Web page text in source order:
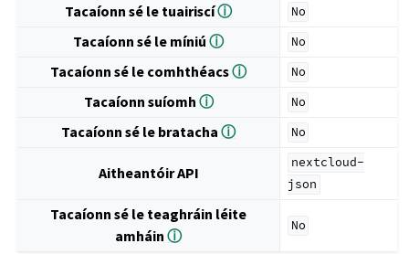
Tacaíonn sé le tuairiscíⓘ No
Tacaíonn sé le míniúⓘ No
Tacaíonn sé le comhthéacsⓘ No
Tacaíonn suíomhⓘ No
Tacaíonn sé le bratachaⓘ No
Aitheantóir API
nextcloud-
json
Tacaíonn sé le teaghráin léite
amháinⓘ
No